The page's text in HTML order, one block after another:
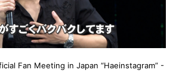
Fan Meeting in Japan “Haeinstagram” -